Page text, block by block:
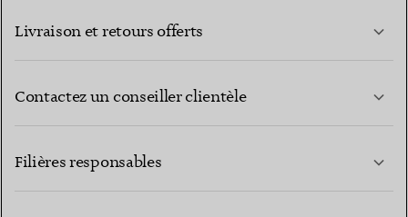
Livraison et retours offerts
Contactez un conseiller clientèle
Filières responsables